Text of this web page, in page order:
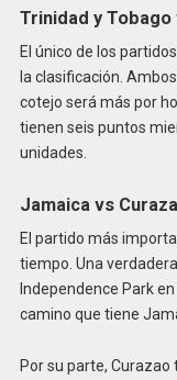
Trinidad y Tobago
El único de los
la clasificación.
cotejo será más por
tienen seis puntos
unidades.
Jamaica vs
El partido más
tiempo. Una
Independence Park
camino que tiene
Por su parte, Curazao